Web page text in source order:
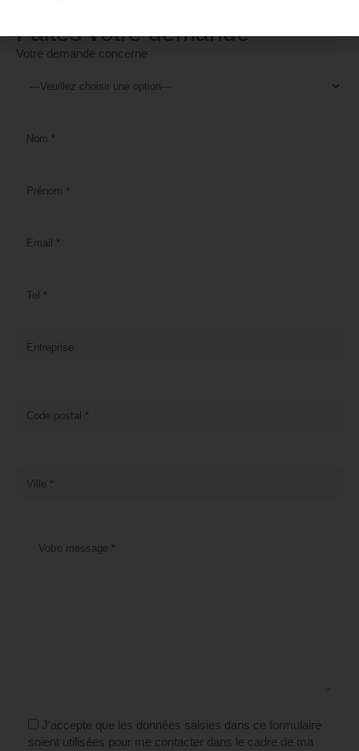
Faites votre demande
Votre demande concerne
J'accepte que les données saisies dans ce formulaire
soient utilisées pour me contacter dans le cadre de ma